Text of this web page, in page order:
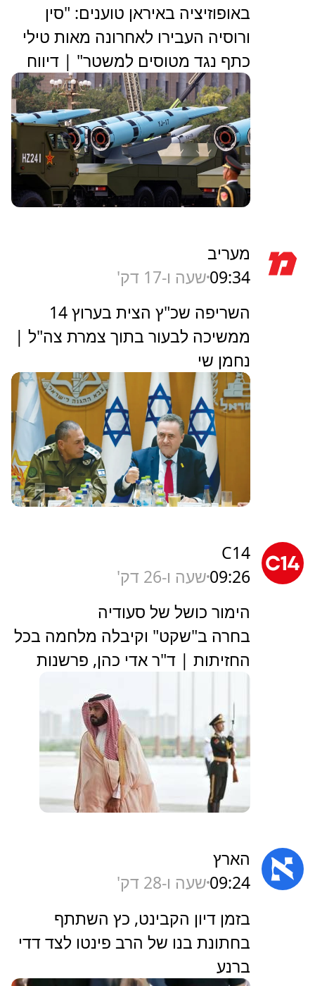
באופוזיציה באיראן טוענים: "סין
ורוסיה העבירו לאחרונה מאות טילי
כתף נגד מטוסים למשטר" | דיווח
מעריב
09:34שעה ו-17 דק'
השריפה שכ"ץ הצית בערוץ 14
ממשיכה לבעור בתוך צמרת צה"ל |
נחמן שי
C14
09:26שעה ו-26 דק'
הימור כושל של סעודיה
בחרה ב"שקט" וקיבלה מלחמה בכל
החזיתות | ד"ר אדי כהן, פרשנות
הארץ
09:24שעה ו-28 דק'
‏בזמן דיון הקבינט, כץ השתתף
בחתונת בנו של הרב פינטו לצד דדי
ברנע